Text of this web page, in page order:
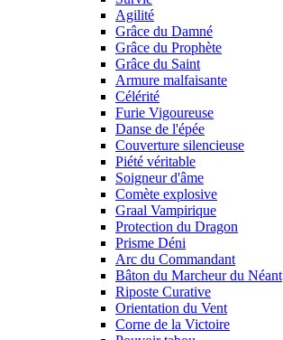
Agilité
Grâce du Damné
Grâce du Prophète
Grâce du Saint
Armure malfaisante
Célérité
Furie Vigoureuse
Danse de l'épée
Couverture silencieuse
Piété véritable
Soigneur d'âme
Comète explosive
Graal Vampirique
Protection du Dragon
Prisme Déni
Arc du Commandant
Bâton du Marcheur du Néant
Riposte Curative
Orientation du Vent
Corne de la Victoire